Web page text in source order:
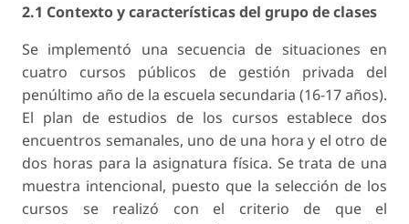
2.1 Contexto y características del grupo de clases
Se implementó una secuencia de situaciones en
cuatro cursos públicos de gestión privada del
penúltimo año de la escuela secundaria (16-17 años).
El plan de estudios de los cursos establece dos
encuentros semanales, uno de una hora y el otro de
dos horas para la asignatura física. Se trata de una
muestra intencional, puesto que la selección de los
cursos se realizó con el criterio de que el